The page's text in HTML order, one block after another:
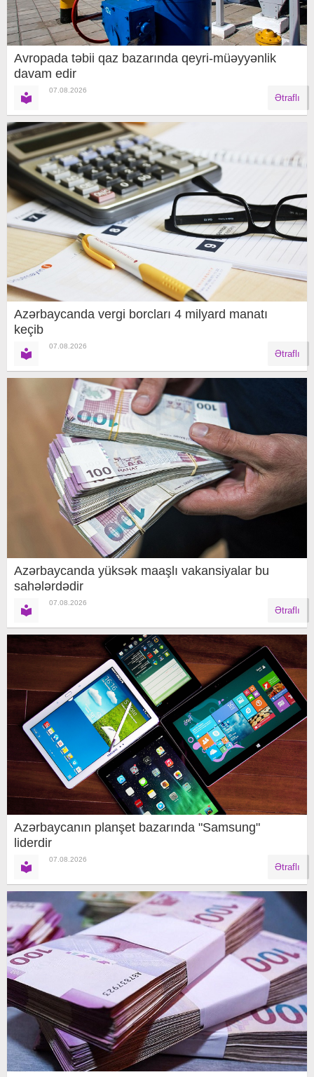
Avropada təbii qaz bazarında qeyri-müəyyənlik
davam edir
07.08.2026
Ətraflı
Azərbaycanda vergi borcları 4 milyard manatı
keçib
07.08.2026
Ətraflı
Azərbaycanda yüksək maaşlı vakansiyalar bu
sahələrdədir
07.08.2026
Ətraflı
Azərbaycanın planşet bazarında "Samsung"
liderdir
07.08.2026
Ətraflı